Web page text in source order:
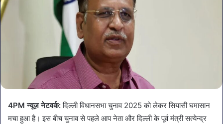
4PMन्यूज़नेटवर्क:दिल्ली विधानसभा चुनाव 2025 को लेकर सियासी घमासान
मचा हुआ है। इस बीच चुनाव से पहले आप नेता और दिल्ली के पूर्व मंत्री सत्येन्द्र